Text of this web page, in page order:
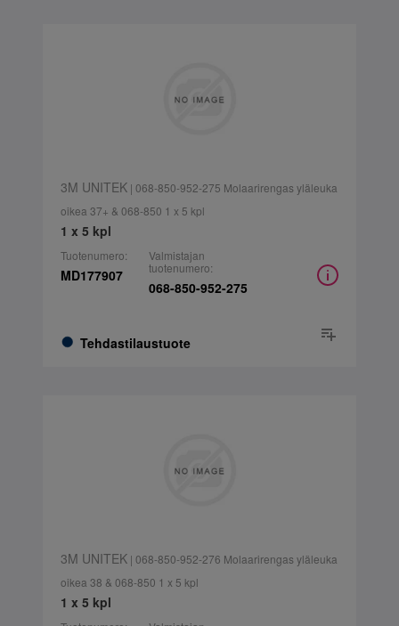
3M UNITEK| 068-850-952-275 Molaarirengas yläleuka
oikea 37+ & 068-850 1 x 5 kpl
1 x 5 kpl
Tuotenumero:
MD177907
Tehdastilaustuote
Valmistajan
tuotenumero:
068-850-952-275
3M UNITEK| 068-850-952-276 Molaarirengas yläleuka
oikea 38 & 068-850 1 x 5 kpl
1 x 5 kpl